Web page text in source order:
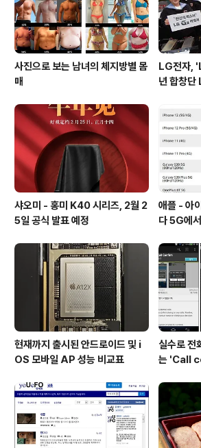
꽤 ..
사진으로 보는 남녀의 체지방별 몸
매
LG전자,
년 합창
샤오미 - 홍미 K40 시리즈, 2월 2
5일 공식 발표 예정
애플 - 아
다 5G에
현재까지 출시된 안드로이드 및 i
OS 모바일 AP 성능 비교표
실수로 전
는 'Call